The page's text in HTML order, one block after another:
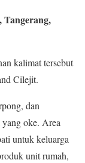
kalimat tersebut
Cilejit.
dan
oke. Area
untuk keluarga
unit rumah,